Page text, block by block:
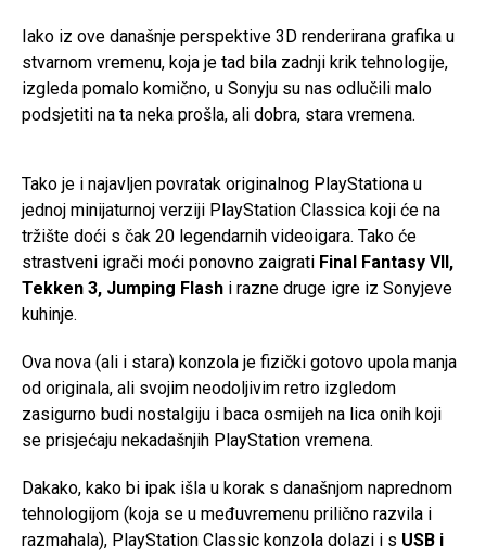
Iako iz ove današnje perspektive 3D renderirana grafika u
stvarnom vremenu, koja je tad bila zadnji krik tehnologije,
izgleda pomalo komično, u Sonyju su nas odlučili malo
podsjetiti na ta neka prošla, ali dobra, stara vremena.
Tako je i najavljen povratak originalnog PlayStationa u
jednoj minijaturnoj verziji PlayStation Classica koji će na
tržište doći s čak 20 legendarnih videoigara. Tako će
strastveni igrači moći ponovno zaigrati Final Fantasy VII,
Tekken 3, Jumping Flash i razne druge igre iz Sonyjeve
kuhinje.
Ova nova (ali i stara) konzola je fizički gotovo upola manja
od originala, ali svojim neodoljivim retro izgledom
zasigurno budi nostalgiju i baca osmijeh na lica onih koji
se prisjećaju nekadašnjih PlayStation vremena.
Dakako, kako bi ipak išla u korak s današnjom naprednom
tehnologijom (koja se u međuvremenu prilično razvila i
razmahala), PlayStation Classic konzola dolazi i s USB i